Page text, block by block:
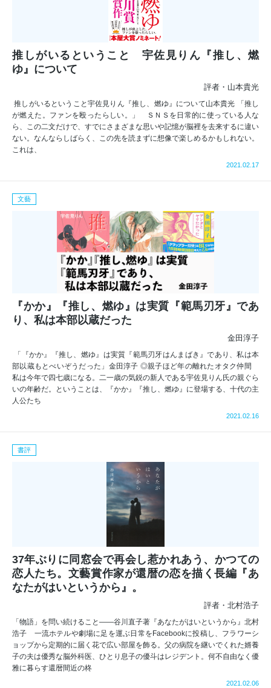
推しがいるということ 宇佐見りん『推し、燃
ゆ』について
評者・山本貴光
推しがいるということ宇佐見りん『推し、燃ゆ』について山本貴光 「推し
が燃えた。ファンを殴ったらしい。」 ＳＮＳを日常的に使っている人な
ら、この二文だけで、すでにさまざまな思いや記憶が脳裡を去来するに違い
ない。なんならしばらく、この先を読まずに想像で楽しめるかもしれない。
これは、
2021.02.17
文藝
『かか』『推し、燃ゆ』は実質『範馬刃牙』であ
り、私は本部以蔵だった
金田淳子
「『かか』『推し、燃ゆ』は実質『範馬刃牙はんまばき』であり、私は本
部以蔵もとべいぞうだった」金田淳子 ◎親子ほど年の離れたオタク仲間
私は今年で四七歳になる。二一歳の気鋭の新人である宇佐見りん氏の親ぐら
いの年齢だ。ということは、『かか』『推し、燃ゆ』に登場する、十代の主
人公たち
2021.02.16
書評
37年ぶりに同窓会で再会し惹かれあう、かつての
恋人たち。文藝賞作家が還暦の恋を描く長編『あ
なたがはいというから』。
評者・北村浩子
「物語」を問い続けること――谷川直子著『あなたがはいというから』北村
浩子 一流ホテルや劇場に足を運ぶ日常をFacebookに投稿し、フラワーシ
ョップから定期的に届く花で広い部屋を飾る。父の病院を継いでくれた婿養
子の夫は優秀な脳外科医、ひとり息子の優斗はレジデント。何不自由なく優
雅に暮らす還暦間近の柊
2021.02.06